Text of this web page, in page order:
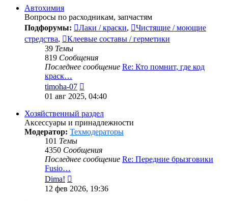
Автохимия
Вопросы по расходникам, запчастям
Подфорумы:
Лаки / краски,
Чистящие / моющие
стредства,
Клеевые составы / герметики
39 Темы
819 Сообщения
Последнее сообщение Re: Кто помнит, где код
краск…
timoha-07
сообщению
01 авг 2025, 04:40
Хозяйственный раздел
Аксессуары и принадлежности
Модератор: Техмодераторы
101 Темы
4350 Сообщения
Последнее сообщение Re: Передние брызговики
Fusio…
Dima!
к
12 фев 2026, 19:36